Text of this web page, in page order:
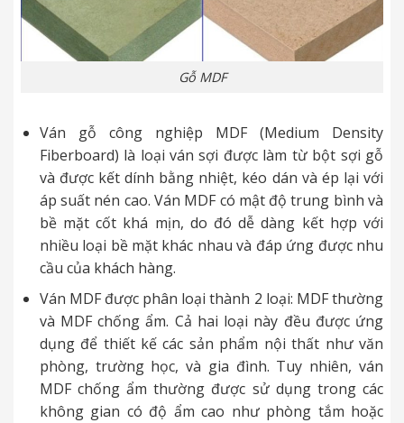
Gỗ MDF
Ván gỗ công nghiệp MDF (Medium Density
Fiberboard) là loại ván sợi được làm từ bột sợi gỗ
và được kết dính bằng nhiệt, kéo dán và ép lại với
áp suất nén cao. Ván MDF có mật độ trung bình và
bề mặt cốt khá mịn, do đó dễ dàng kết hợp với
nhiều loại bề mặt khác nhau và đáp ứng được nhu
cầu của khách hàng.
Ván MDF được phân loại thành 2 loại: MDF thường
và MDF chống ẩm. Cả hai loại này đều được ứng
dụng để thiết kế các sản phẩm nội thất như văn
phòng, trường học, và gia đình. Tuy nhiên, ván
MDF chống ẩm thường được sử dụng trong các
không gian có độ ẩm cao như phòng tắm hoặc